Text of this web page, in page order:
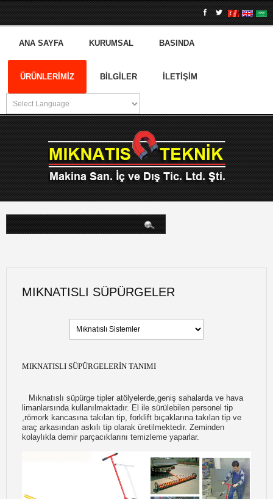
ANA SAYFA KURUMSAL BASINDA
ÜRÜNLERIMIZ BILGILER İLETIŞIM
arama...
MIKNATISLI SÜPÜRGELER
MIKNATISLI SÜPÜRGELERIN TANIMI
Mıknatıslı süpürge tipler atölyelerde,geniş sahalarda ve hava
limanlarsında kullanılmaktadır. El ile sürülebilen personel tip
,römork kancasına takılan tip, forklift bıçaklarına takılan tip ve
araç arkasından askılı tip olarak üretilmektedir. Zeminden
kolaylıkla demir parçacıklarını temizleme yaparlar.